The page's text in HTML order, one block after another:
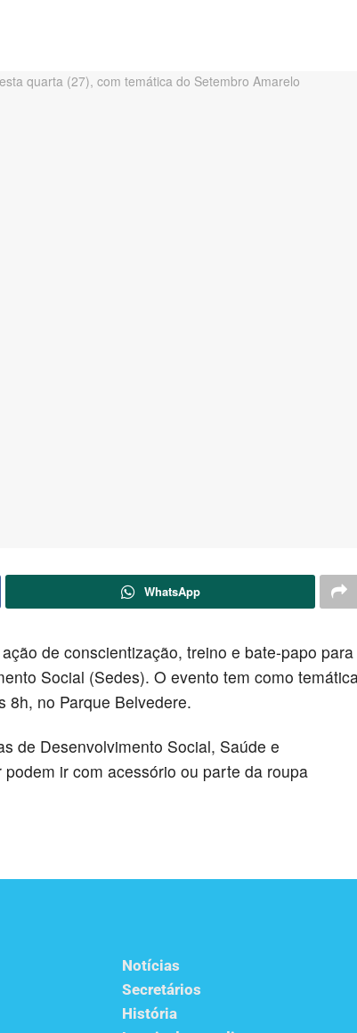
WhatsApp
de conscientização, treino e bate-papo para
Social (Sedes). O evento tem como
8h, no Parque Belvedere.
de Desenvolvimento Social, Saúde e
ir com acessório ou parte da roupa
Notícias
Secretários
História